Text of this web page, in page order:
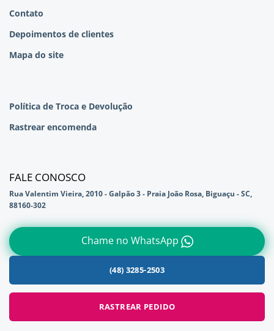
Contato
Depoimentos de clientes
Mapa do site
Política de Troca e Devolução
Rastrear encomenda
FALE CONOSCO
Rua Valentim Vieira, 2010 - Galpão 3 - Praia João Rosa, Biguaçu - SC,
88160-302
Chame no WhatsApp
(48) 3285-2503
RASTREAR PEDIDO